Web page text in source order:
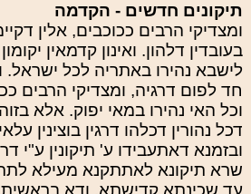
תיקונים חדשים - הקדמה
ומצדיקי הרבים ככוכבים, אלין
בעובדין דלהון. ואינון קדמאין
לישבא נהירו באתריה לכל ישראל.
חד לפום דרגיה, ומצדיקי הרבים
וכל האי נהירו במאי יפוק. אלא
דכל נהורין דכלהו דרגין בוצינין
ובזמנא דאתעבידו ע' תיקונין ע"י
שרא תיקונא לאתתקנא מעילא
עד שכינתא קדישתא, ודא